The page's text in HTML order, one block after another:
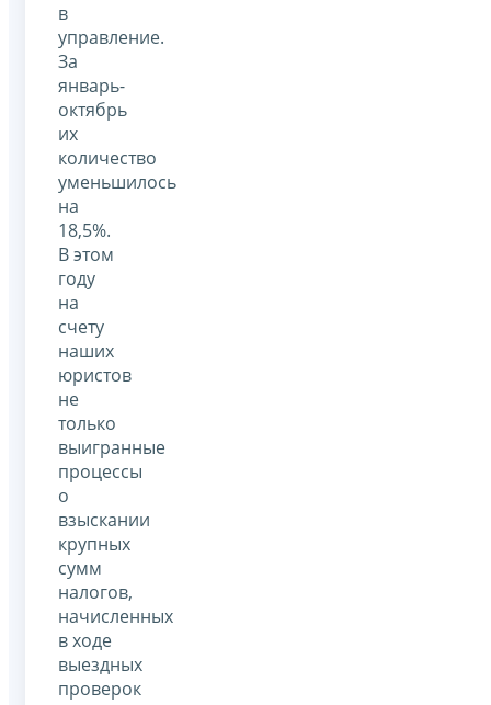
в
управление.
За
январь-
октябрь
их
количество
уменьшилось
на
18,5%.
В этом
году
на
счету
наших
юристов
не
только
выигранные
процессы
о
взыскании
крупных
сумм
налогов,
начисленных
в ходе
выездных
проверок